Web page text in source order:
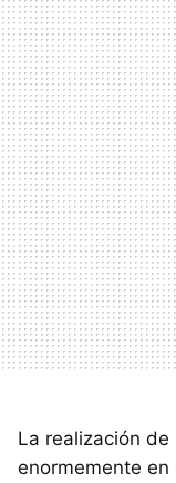
La realización
enormemente